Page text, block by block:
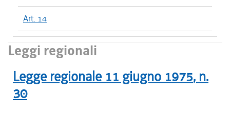
Art. 14
Leggi regionali
Legge regionale 11 giugno 1975, n.
30